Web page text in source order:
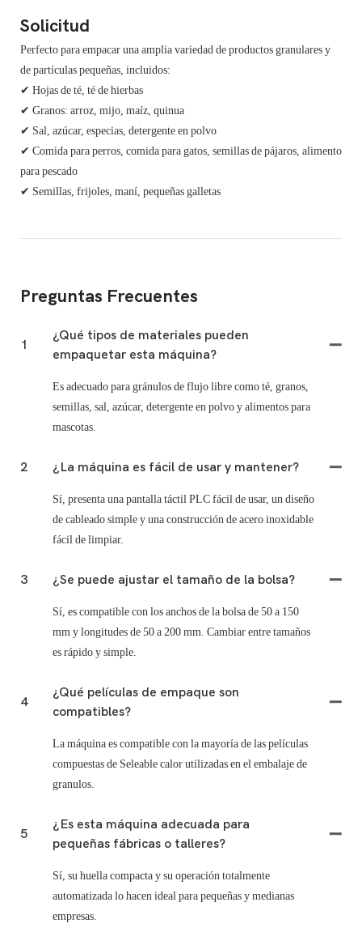
Solicitud
Perfecto para empacar una amplia variedad de productos granulares y
de partículas pequeñas, incluidos:
✔ Hojas de té, té de hierbas
✔ Granos: arroz, mijo, maíz, quinua
✔ Sal, azúcar, especias, detergente en polvo
✔ Comida para perros, comida para gatos, semillas de pájaros, alimento
para pescado
✔ Semillas, frijoles, maní, pequeñas galletas
Preguntas Frecuentes
1
¿Qué tipos de materiales pueden
empaquetar esta máquina?
Es adecuado para gránulos de flujo libre como té, granos,
semillas, sal, azúcar, detergente en polvo y alimentos para
mascotas.
2 ¿La máquina es fácil de usar y mantener?
Sí, presenta una pantalla táctil PLC fácil de usar, un diseño
de cableado simple y una construcción de acero inoxidable
fácil de limpiar.
3 ¿Se puede ajustar el tamaño de la bolsa?
Sí, es compatible con los anchos de la bolsa de 50 a 150
mm y longitudes de 50 a 200 mm. Cambiar entre tamaños
es rápido y simple.
4
¿Qué películas de empaque son
compatibles?
La máquina es compatible con la mayoría de las películas
compuestas de Seleable calor utilizadas en el embalaje de
granulos.
5
¿Es esta máquina adecuada para
pequeñas fábricas o talleres?
Sí, su huella compacta y su operación totalmente
automatizada lo hacen ideal para pequeñas y medianas
empresas.